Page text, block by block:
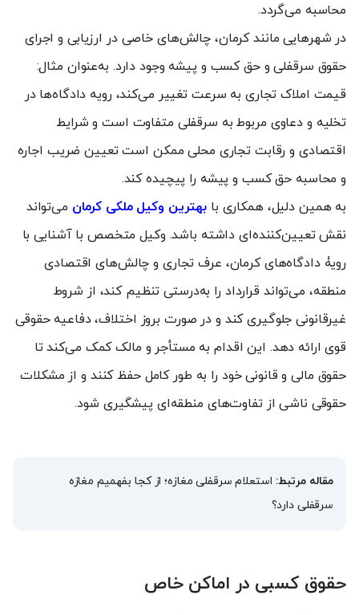
محاسبه می‌گردد.
در شهرهایی مانند کرمان، چالش‌های خاصی در ارزیابی و اجرای
حقوق سرقفلی و حق کسب و پیشه وجود دارد. به‌عنوان مثال:
قیمت املاک تجاری به سرعت تغییر می‌کند، رویه دادگاه‌ها در
تخلیه و دعاوی مربوط به سرقفلی متفاوت است و شرایط
اقتصادی و رقابت تجاری محلی ممکن است تعیین ضریب اجاره
و محاسبه حق کسب و پیشه را پیچیده کند.
به همین دلیل، همکاری با بهترین وکیل ملکی کرمان می‌تواند
نقش تعیین‌کننده‌ای داشته باشد. وکیل متخصص با آشنایی با
رویۀ دادگاه‌های کرمان، عرف تجاری و چالش‌های اقتصادی
منطقه، می‌تواند قرارداد را به‌درستی تنظیم کند، از شروط
غیرقانونی جلوگیری کند و در صورت بروز اختلاف، دفاعیه حقوقی
قوی ارائه دهد. این اقدام به مستأجر و مالک کمک می‌کند تا
حقوق مالی و قانونی خود را به طور کامل حفظ کنند و از مشکلات
حقوقی ناشی از تفاوت‌های منطقه‌ای پیشگیری شود.
مقاله مرتبط: استعلام سرقفلی مغازه؛ از کجا بفهمیم مغازه
سرقفلی دارد؟
حقوق کسبی در اماکن خاص